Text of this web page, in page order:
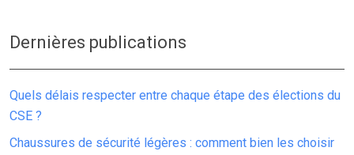
Dernières publications
Quels délais respecter entre chaque étape des élections du
CSE ?
Chaussures de sécurité légères : comment bien les choisir